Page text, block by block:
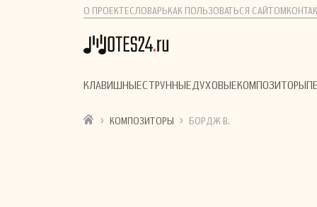
О ПРОЕКТЕСЛОВАРЬ КАК ПОЛЬЗОВАТЬСЯ САЙТОМ
КЛАВИШНЫЕСТРУННЫЕДУХОВЫЕКОМПОЗИТОРЫ
› КОМПОЗИТОРЫ › БОРДЖ В.